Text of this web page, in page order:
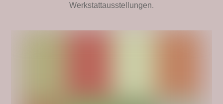
Werkstattausstellungen.